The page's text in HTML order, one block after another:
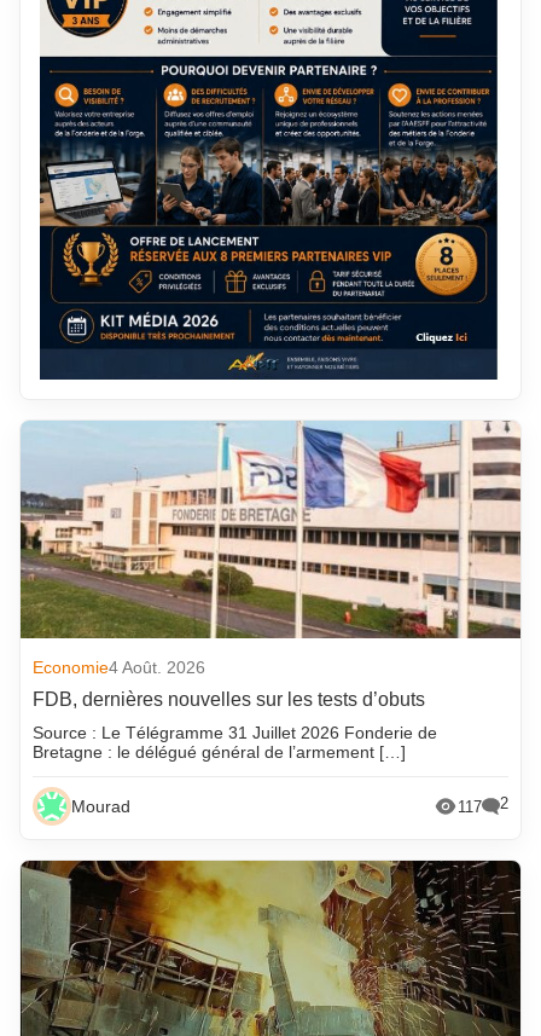
Economie4 Août. 2026
FDB, dernières nouvelles sur les tests d’obuts
Source : Le Télégramme 31 Juillet 2026 Fonderie de
Bretagne : le délégué général de l’armement […]
Mourad 117 2